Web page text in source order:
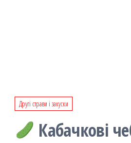
Другі страви і закуски
Кабачкові